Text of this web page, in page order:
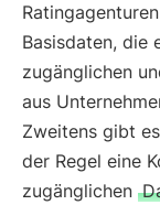
Basisdaten, die
zugänglichen
aus
Zweitens gibt
der Regel eine
zugänglichen